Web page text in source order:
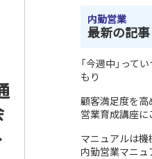
内勤営業
最新の記事
「今週中」って
もり
顧客満足度を高
営業育成講座
マニュアルは機
内勤営業マニ